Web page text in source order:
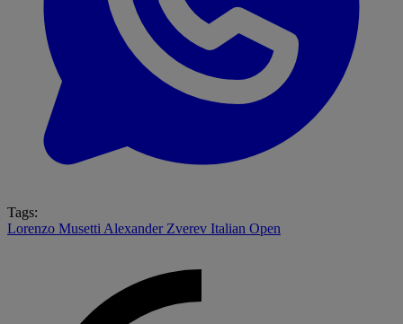
Tags:
Lorenzo Musetti Alexander Zverev Italian Open